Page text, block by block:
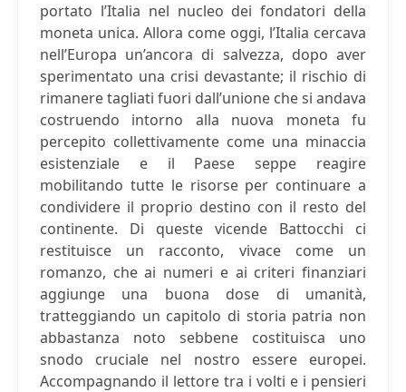
portato l’Italia nel nucleo dei fondatori della
moneta unica. Allora come oggi, l’Italia cercava
nell’Europa un’ancora di salvezza, dopo aver
sperimentato una crisi devastante; il rischio di
rimanere tagliati fuori dall’unione che si andava
costruendo intorno alla nuova moneta fu
percepito collettivamente come una minaccia
esistenziale e il Paese seppe reagire
mobilitando tutte le risorse per continuare a
condividere il proprio destino con il resto del
continente. Di queste vicende Battocchi ci
restituisce un racconto, vivace come un
romanzo, che ai numeri e ai criteri finanziari
aggiunge una buona dose di umanità,
tratteggiando un capitolo di storia patria non
abbastanza noto sebbene costituisca uno
snodo cruciale nel nostro essere europei.
Accompagnando il lettore tra i volti e i pensieri